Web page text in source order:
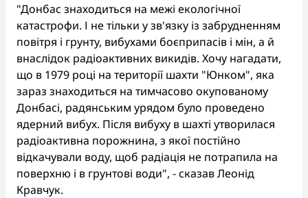
"Донбас знаходиться на межі екологічної
катастрофи. І не тільки у зв'язку із забрудненням
повітря і грунту, вибухами боєприпасів і мін, а й
внаслідок радіоактивних викидів. Хочу нагадати,
що в 1979 році на території шахти "Юнком", яка
зараз знаходиться на тимчасово окупованому
Донбасі, радянським урядом було проведено
ядерний вибух. Після вибуху в шахті утворилася
радіоактивна порожнина, з якої постійно
відкачували воду, щоб радіація не потрапила на
поверхню і в грунтові води", - сказав Леонід
Кравчук.